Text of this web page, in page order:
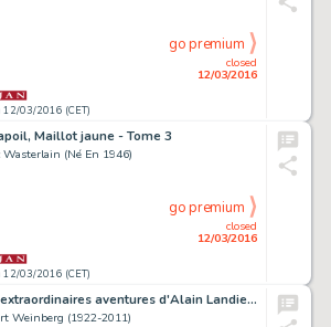
12/03/2016 (CET)
closed
12/03/2016
go premium
Maillot jaune - Tome 3
Wasterlain (Né En 1946)
12/03/2016 (CET)
closed
12/03/2016
go premium
Les extraordinaires aventures d'Alain Landier, Tome 2
Weinberg (1922-2011)